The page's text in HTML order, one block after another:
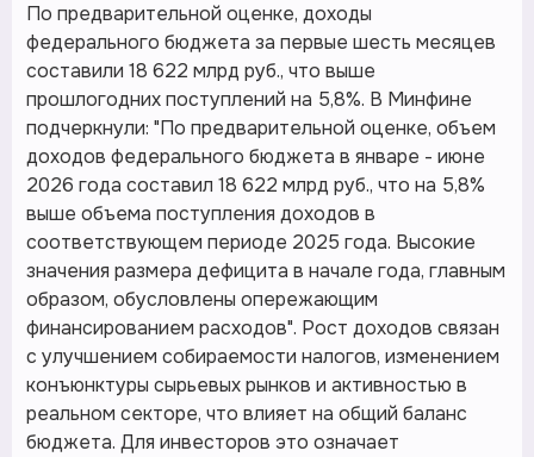
По предварительной оценке, доходы
федерального бюджета за первые шесть месяцев
составили 18 622 млрд руб., что выше
прошлогодних поступлений на 5,8%. В Минфине
подчеркнули: "По предварительной оценке, объем
доходов федерального бюджета в январе - июне
2026 года составил 18 622 млрд руб., что на 5,8%
выше объема поступления доходов в
соответствующем периоде 2025 года. Высокие
значения размера дефицита в начале года, главным
образом, обусловлены опережающим
финансированием расходов". Рост доходов связан
с улучшением собираемости налогов, изменением
конъюнктуры сырьевых рынков и активностью в
реальном секторе, что влияет на общий баланс
бюджета. Для инвесторов это означает